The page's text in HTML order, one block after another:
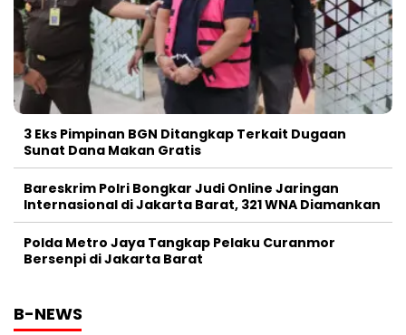
3 Eks Pimpinan BGN Ditangkap Terkait Dugaan
Sunat Dana Makan Gratis
Bareskrim Polri Bongkar Judi Online Jaringan
Internasional di Jakarta Barat, 321 WNA Diamankan
Polda Metro Jaya Tangkap Pelaku Curanmor
Bersenpi di Jakarta Barat
B-NEWS